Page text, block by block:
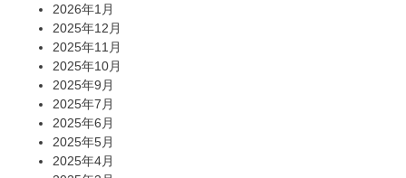
2026年1月
2025年12月
2025年11月
2025年10月
2025年9月
2025年7月
2025年6月
2025年5月
2025年4月